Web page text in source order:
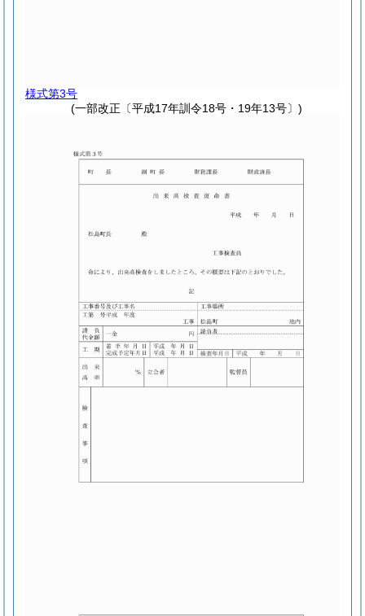
様式第3号
(一部改正〔平成17年訓令18号・19年13号〕)